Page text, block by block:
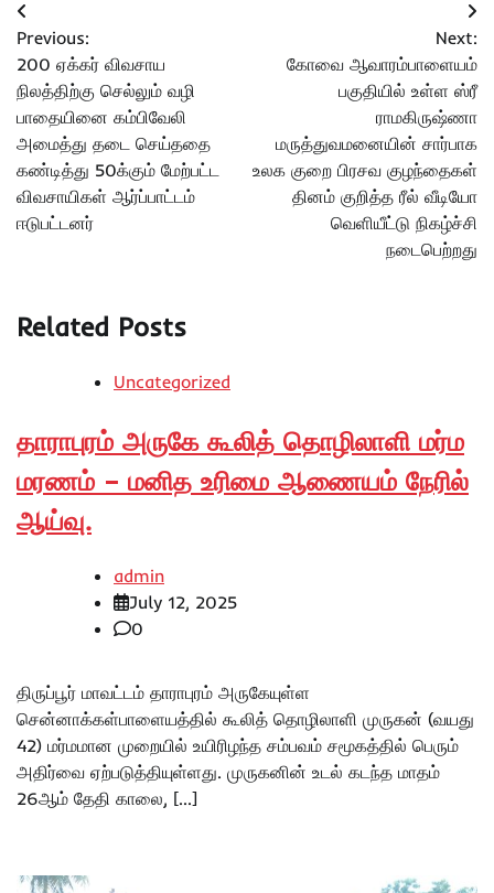
Post
navigation
Previous:
200 ஏக்கர் விவசாய
நிலத்திற்கு செல்லும் வழி
பாதையினை கம்பிவேலி
அமைத்து தடை செய்ததை
கண்டித்து 50க்கும் மேற்பட்ட
விவசாயிகள் ஆர்ப்பாட்டம்
ஈடுபட்டனர்
Next:
கோவை ஆவாரம்பாளையம்
பகுதியில் உள்ள ஸ்ரீ
ராமகிருஷ்ணா
மருத்துவமனையின் சார்பாக
உலக குறை பிரசவ குழந்தைகள்
தினம் குறித்த ரீல் வீடியோ
வெளியீட்டு நிகழ்ச்சி
நடைபெற்றது
Related Posts
Uncategorized
தாராபுரம் அருகே கூலித் தொழிலாளி மர்ம
மரணம் – மனித உரிமை ஆணையம் நேரில்
ஆய்வு.
admin
July 12, 2025
0
திருப்பூர் மாவட்டம் தாராபுரம் அருகேயுள்ள
சென்னாக்கள்பாளையத்தில் கூலித் தொழிலாளி முருகன் (வயது
42) மர்மமான முறையில் உயிரிழந்த சம்பவம் சமூகத்தில் பெரும்
அதிர்வை ஏற்படுத்தியுள்ளது. முருகனின் உடல் கடந்த மாதம்
26ஆம் தேதி காலை, […]